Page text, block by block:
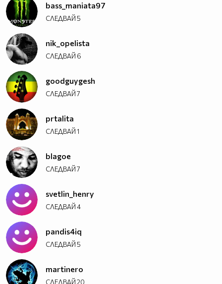
bass_maniata97
СЛЕДВАЙ5
nik_opelista
СЛЕДВАЙ 6
goodguygesh
СЛЕДВАЙ7
prtalita
СЛЕДВАЙ1
blagoe
СЛЕДВАЙ7
svetlin_henry
СЛЕДВАЙ4
pandis4iq
СЛЕДВАЙ5
martinero
СЛЕДВАЙ20